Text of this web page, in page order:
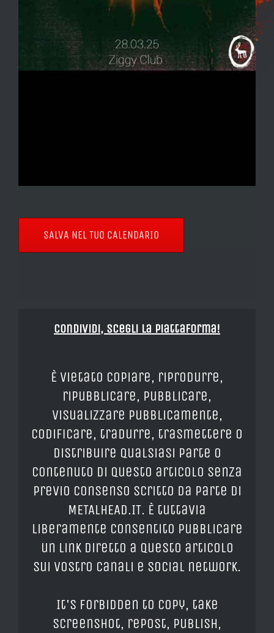
SALVA NEL TUO CALENDARIO
Condividi, Scegli la piattaforma!
È vietato copiare, riprodurre,
ripubblicare, pubblicare,
visualizzare pubblicamente,
codificare, tradurre, trasmettere o
distribuire qualsiasi parte o
contenuto di questo articolo senza
previo consenso scritto da parte di
METALHEAD.IT. È tuttavia
liberamente consentito pubblicare
un link diretto a questo articolo
sui vostro canali e social network.
It's forbidden to copy, take
screenshot, repost, publish,